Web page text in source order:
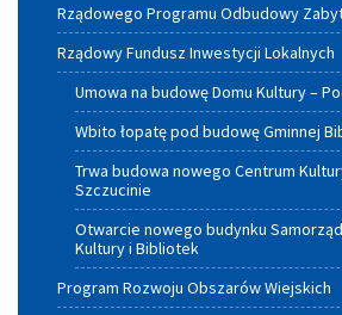
Rządowego Programu Odbudowy
Rządowy Fundusz Inwestycji Lokalnych
Umowa na budowę Domu Kultury –
Wbito łopatę pod budowę Gminnej
Trwa budowa nowego Centrum
Szczucinie
Otwarcie nowego budynku
Kultury i Bibliotek
Program Rozwoju Obszarów Wiejskich